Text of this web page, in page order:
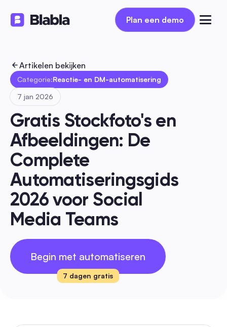
Plan een demo
Plan een demo
Artikelen bekijken
Categorie:Reactie- en DM-automatisering
7 jan 2026
Gratis Stockfoto's en
Afbeeldingen: De
Complete
Automatiseringsgids
2026 voor Social
Media Teams
Begin met automatiseren
7 dagen gratis